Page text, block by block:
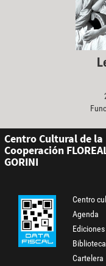
Centro Cultural de la
Cooperación
GORINI
Centro
Agenda
Ediciones
Biblioteca
Cartelera